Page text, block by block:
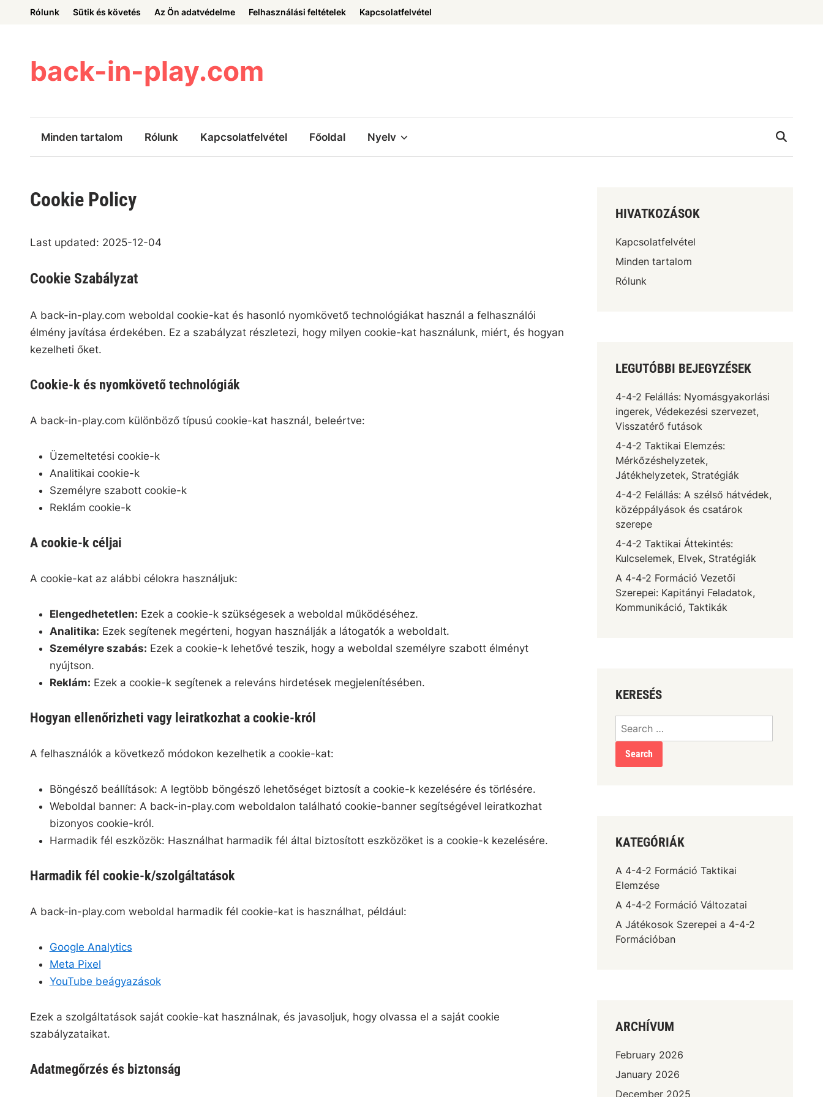
Rólunk Sütik és követés Az Ön adatvédelme Felhasználási feltételek Kapcsolatfelvétel
back-in-play.com
Minden tartalom Rólunk Kapcsolatfelvétel Főoldal Nyelv
Cookie Policy
Last updated: 2025-12-04
Cookie Szabályzat
A back-in-play.com weboldal cookie-kat és hasonló nyomkövető technológiákat használ a felhasználói
élmény javítása érdekében. Ez a szabályzat részletezi, hogy milyen cookie-kat használunk, miért, és hogyan
kezelheti őket.
Cookie-k és nyomkövető technológiák
A back-in-play.com különböző típusú cookie-kat használ, beleértve:
Üzemeltetési cookie-k
Analitikai cookie-k
Személyre szabott cookie-k
Reklám cookie-k
A cookie-k céljai
A cookie-kat az alábbi célokra használjuk:
Elengedhetetlen: Ezek a cookie-k szükségesek a weboldal működéséhez.
Analitika: Ezek segítenek megérteni, hogyan használják a látogatók a weboldalt.
Személyre szabás: Ezek a cookie-k lehetővé teszik, hogy a weboldal személyre szabott élményt
nyújtson.
Reklám: Ezek a cookie-k segítenek a releváns hirdetések megjelenítésében.
Hogyan ellenőrizheti vagy leiratkozhat a cookie-król
A felhasználók a következő módokon kezelhetik a cookie-kat:
Böngésző beállítások: A legtöbb böngésző lehetőséget biztosít a cookie-k kezelésére és törlésére.
Weboldal banner: A back-in-play.com weboldalon található cookie-banner segítségével leiratkozhat
bizonyos cookie-król.
Harmadik fél eszközök: Használhat harmadik fél által biztosított eszközöket is a cookie-k kezelésére.
Harmadik fél cookie-k/szolgáltatások
A back-in-play.com weboldal harmadik fél cookie-kat is használhat, például:
Google Analytics
Meta Pixel
YouTube beágyazások
Ezek a szolgáltatások saját cookie-kat használnak, és javasoljuk, hogy olvassa el a saját cookie
szabályzataikat.
Adatmegőrzés és biztonság
HIVATKOZÁSOK
Kapcsolatfelvétel
Minden tartalom
Rólunk
LEGUTÓBBI BEJEGYZÉSEK
4-4-2 Felállás: Nyomásgyakorlási
ingerek, Védekezési szervezet,
Visszatérő futások
4-4-2 Taktikai Elemzés:
Mérkőzéshelyzetek,
Játékhelyzetek, Stratégiák
4-4-2 Felállás: A szélső hátvédek,
középpályások és csatárok
szerepe
4-4-2 Taktikai Áttekintés:
Kulcselemek, Elvek, Stratégiák
A 4-4-2 Formáció Vezetői
Szerepei: Kapitányi Feladatok,
Kommunikáció, Taktikák
KERESÉS
Search
KATEGÓRIÁK
A 4-4-2 Formáció Taktikai
Elemzése
A 4-4-2 Formáció Változatai
A Játékosok Szerepei a 4-4-2
Formációban
ARCHÍVUM
February 2026
January 2026
December 2025